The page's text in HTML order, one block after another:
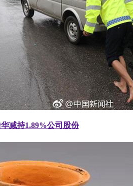
减持1.89%公司股份